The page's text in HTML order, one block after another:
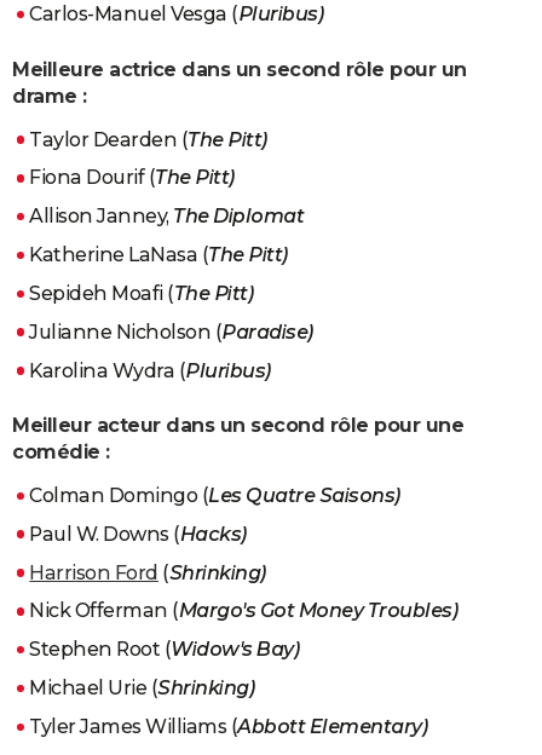
Carlos-Manuel Vesga (Pluribus)
Meilleure actrice dans un second rôle pour un
drame :
Taylor Dearden (The Pitt)
Fiona Dourif (The Pitt)
Allison Janney, The Diplomat
Katherine LaNasa (The Pitt)
Sepideh Moafi (The Pitt)
Julianne Nicholson (Paradise)
Karolina Wydra (Pluribus)
Meilleur acteur dans un second rôle pour une
comédie :
Colman Domingo (Les Quatre Saisons)
Paul W. Downs (Hacks)
Harrison Ford (Shrinking)
Nick Offerman (Margo's Got Money Troubles)
Stephen Root (Widow's Bay)
Michael Urie (Shrinking)
Tyler James Williams (Abbott Elementary)